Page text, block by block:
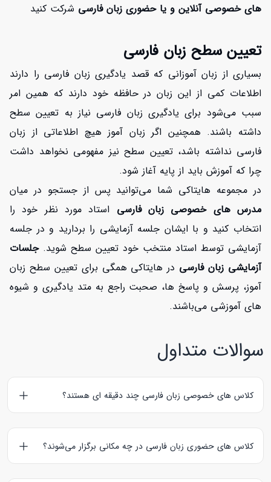
های خصوصی آنلاین و یا حضوری زبان فارسی شرکت کنید
تعیین سطح زبان فارسی
بسیاری از زبان آموزانی که قصد یادگیری زبان فارسی را دارند
اطلاعات کمی از این زبان در حافظه خود دارند که همین امر
سبب می‌شود برای یادگیری زبان فارسی نیاز به تعیین سطح
داشته باشند. همچنین اگر زبان آموز هیچ اطلاعاتی از زبان
فارسی نداشته باشد، تعیین سطح نیز مفهومی نخواهد داشت
چرا که آموزش باید از پایه آغاز شود.
در مجموعه هایتاکی شما می‌توانید پس از جستجو در میان
مدرس های خصوصی زبان فارسی استاد مورد نظر خود را
انتخاب کنید و با ایشان جلسه آزمایشی را بردارید و در جلسه
آزمایشی توسط استاد منتخب خود تعیین سطح شوید.جلسات
آزمایشی زبان فارسی در هایتاکی همگی برای تعیین سطح زبان
آموز، پرسش و پاسخ ها، صحبت راجع به متد یادگیری و شیوه
های آموزشی می‌باشند.
سوالات متداول
کلاس های خصوصی زبان فارسی چند دقیقه ای هستند؟
کلاس‌های آنلاین زبان فارسی60 و
کلاس‌های حضوری زبان فارسی
90 دقیقه ای هستند؛ کلاس های آزمایشی نیز به مدت 30 دقیقه
برگزار می‌گردند.
کلاس های حضوری زبان فارسی در چه مکانی برگزار می‌شوند؟